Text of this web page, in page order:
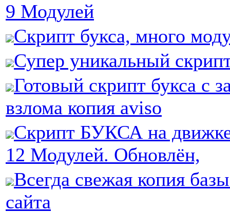
9 Модулей
Cкрипт букса, много
Супер уникальный
Готовый скрипт букса с
взлома копия aviso
Скрипт БУКСА на
12 Модулей. Обновлён,
Всегда свежая копия
сайта